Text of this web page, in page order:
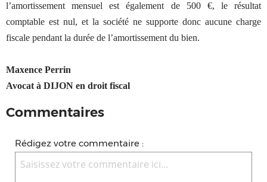
l’amortissement mensuel est également de 500 €, le résultat
comptable est nul, et la société ne supporte donc aucune charge
fiscale pendant la durée de l’amortissement du bien.
Maxence Perrin
Avocat à DIJON en droit fiscal
Commentaires
Rédigez votre commentaire :